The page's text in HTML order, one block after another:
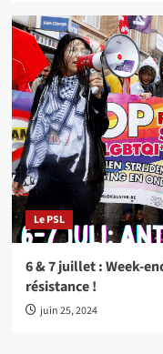
Le PSL
6 & 7 juillet : Week-
résistance !
juin 25, 2024